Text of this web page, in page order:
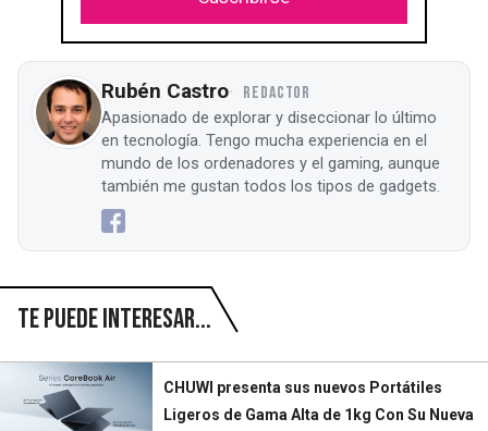
Rubén Castro REDACTOR
Apasionado de explorar y diseccionar lo último
en tecnología. Tengo mucha experiencia en el
mundo de los ordenadores y el gaming, aunque
también me gustan todos los tipos de gadgets.
Te puede interesar...
CHUWI presenta sus nuevos Portátiles
Ligeros de Gama Alta de 1kg Con Su Nueva